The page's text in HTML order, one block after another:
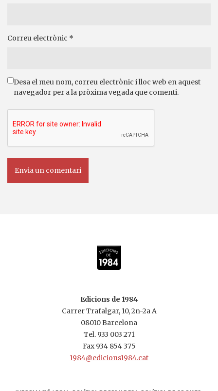
Correu electrònic *
Desa el meu nom, correu electrònic i lloc web en aquest
navegador per a la pròxima vegada que comenti.
Edicions de 1984
Carrer Trafalgar, 10, 2n-2a A
08010 Barcelona
Tel. 933 003 271
Fax 934 854 375
1984@edicions1984.cat